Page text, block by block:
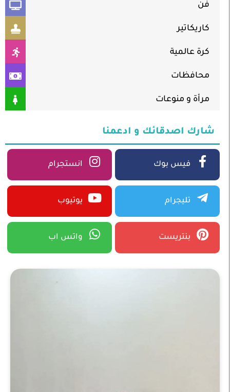
فن
كاريكاتير
كرة عالمية
محافظات
مرأة و منوعات
شارك اصدقائك و ادعمنا
فيس بوك انستجرام
تليجرام يوتيوب
بنتريست واتس اب